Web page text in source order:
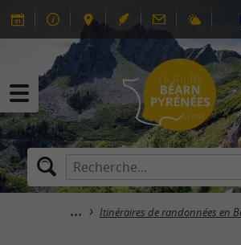
Itinéraires de randonnées en